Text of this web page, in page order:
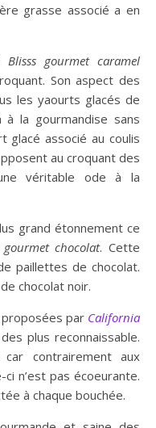
grasse associé a en
Blisss gourmet caramel
Son aspect des
les yaourts glacés de
la gourmandise sans
glacé associé au coulis
au croquant des
véritable ode à la
grand étonnement ce
gourmet chocolat. Cette
paillettes de chocolat.
chocolat noir.
par California
plus reconnaissable.
car contrairement aux
n’est pas écoeurante.
à chaque bouchée.